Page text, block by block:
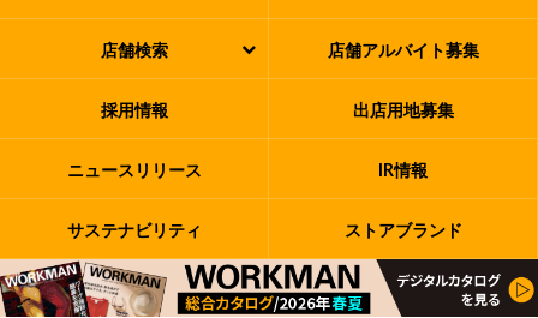
店舗検索 店舗アルバイト募集
採用情報 出店用地募集
ニュースリリース IR情報
サステナビリティ ストアブランド